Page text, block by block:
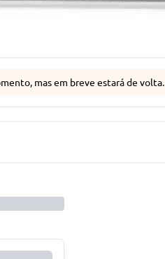
mas em breve estará de volta.